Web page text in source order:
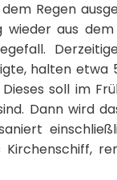
Regen
wieder aus
halten etwa
soll im
Dann wird